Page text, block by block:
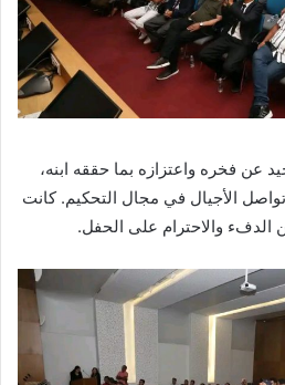
عن فخره واعتزازه بما حققه ابنه،
الأجيال في مجال التحكيم. كانت
الدفء والاحترام على الحفل.